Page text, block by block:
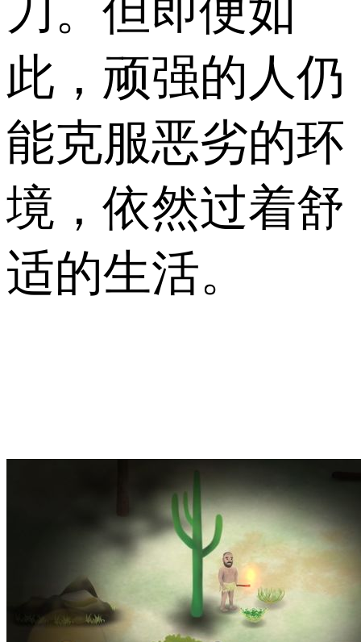
刀。但即便如
此，顽强的人仍
能克服恶劣的环
境，依然过着舒
适的生活。